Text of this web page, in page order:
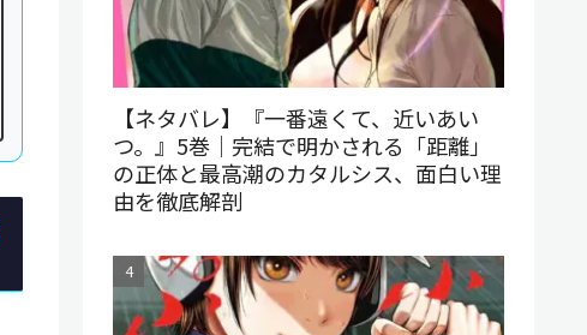
【ネタバレ】『一番遠くて、近いあい
つ。』5巻｜完結で明かされる「距離」
の正体と最高潮のカタルシス、面白い理
由を徹底解剖